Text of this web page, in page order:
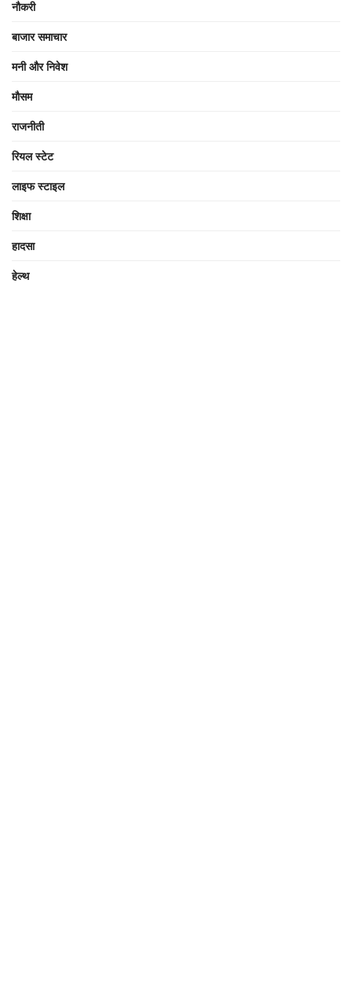
नौकरी
बाजार समाचार
मनी और निवेश
मौसम
राजनीती
रियल स्टेट
लाइफ स्टाइल
शिक्षा
हादसा
हेल्थ